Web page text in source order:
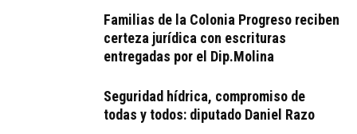
Familias de la Colonia Progreso reciben
certeza jurídica con escrituras
entregadas por el Dip.Molina
Seguridad hídrica, compromiso de
todas y todos: diputado Daniel Razo